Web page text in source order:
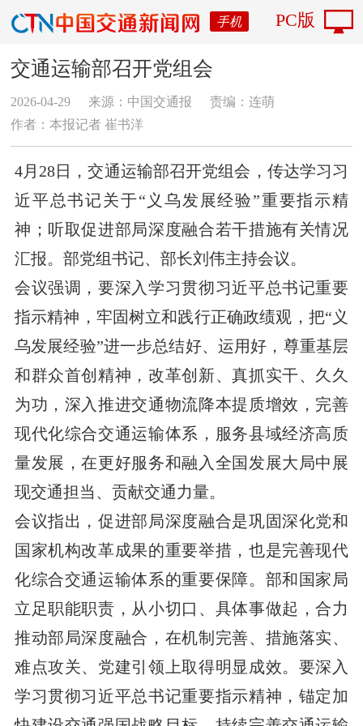
手机 PC版
交通运输部召开党组会
2026-04-29 来源：中国交通报
责编：连萌
作者：本报记者 崔书洋
4月28日，交通运输部召开党组会，传达学习习
近平总书记关于“义乌发展经验”重要指示精
神；听取促进部局深度融合若干措施有关情况
汇报。部党组书记、部长刘伟主持会议。
会议强调，要深入学习贯彻习近平总书记重要
指示精神，牢固树立和践行正确政绩观，把“义
乌发展经验”进一步总结好、运用好，尊重基层
和群众首创精神，改革创新、真抓实干、久久
为功，深入推进交通物流降本提质增效，完善
现代化综合交通运输体系，服务县域经济高质
量发展，在更好服务和融入全国发展大局中展
现交通担当、贡献交通力量。
会议指出，促进部局深度融合是巩固深化党和
国家机构改革成果的重要举措，也是完善现代
化综合交通运输体系的重要保障。部和国家局
立足职能职责，从小切口、具体事做起，合力
推动部局深度融合，在机制完善、措施落实、
难点攻关、党建引领上取得明显成效。要深入
学习贯彻习近平总书记重要指示精神，锚定加